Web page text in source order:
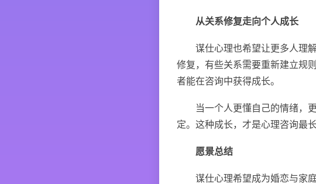
从关系修复走向个人成长
谋仕心理也希望让更多人理解
修复，有些关系需要重新建立规
者能在咨询中获得成长。
当一个人更懂自己的情绪，更
定。这种成长，才是心理咨询最
愿景总结
谋仕心理希望成为婚恋与家庭